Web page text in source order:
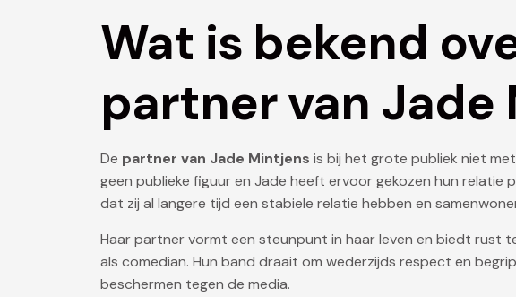
Wat is bekend
partner van Jade
De partner van Jade Mintjens is bij het grote publiek niet
geen publieke figuur en Jade heeft ervoor gekozen hun relatie
dat zij al langere tijd een stabiele relatie hebben en
Haar partner vormt een steunpunt in haar leven en biedt rust
als comedian. Hun band draait om wederzijds respect en
beschermen tegen de media.